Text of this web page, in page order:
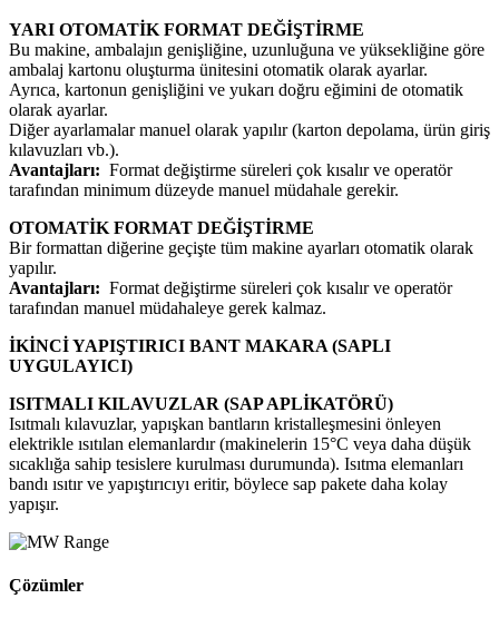
YARI OTOMATİK FORMAT DEĞİŞTİRME
Bu makine, ambalajın genişliğine, uzunluğuna ve yüksekliğine göre
ambalaj kartonu oluşturma ünitesini otomatik olarak ayarlar.
Ayrıca, kartonun genişliğini ve yukarı doğru eğimini de otomatik
olarak ayarlar.
Diğer ayarlamalar manuel olarak yapılır (karton depolama, ürün giriş
kılavuzları vb.).
Avantajları: Format değiştirme süreleri çok kısalır ve operatör
tarafından minimum düzeyde manuel müdahale gerekir.
OTOMATİK FORMAT DEĞİŞTİRME
Bir formattan diğerine geçişte tüm makine ayarları otomatik olarak
yapılır.
Avantajları: Format değiştirme süreleri çok kısalır ve operatör
tarafından manuel müdahaleye gerek kalmaz.
İKİNCİ YAPIŞTIRICI BANT MAKARA (SAPLI
UYGULAYICI)
ISITMALI KILAVUZLAR (SAP APLİKATÖRÜ)
Isıtmalı kılavuzlar, yapışkan bantların kristalleşmesini önleyen
elektrikle ısıtılan elemanlardır (makinelerin 15°C veya daha düşük
sıcaklığa sahip tesislere kurulması durumunda). Isıtma elemanları
bandı ısıtır ve yapıştırıcıyı eritir, böylece sap pakete daha kolay
yapışır.
Çözümler